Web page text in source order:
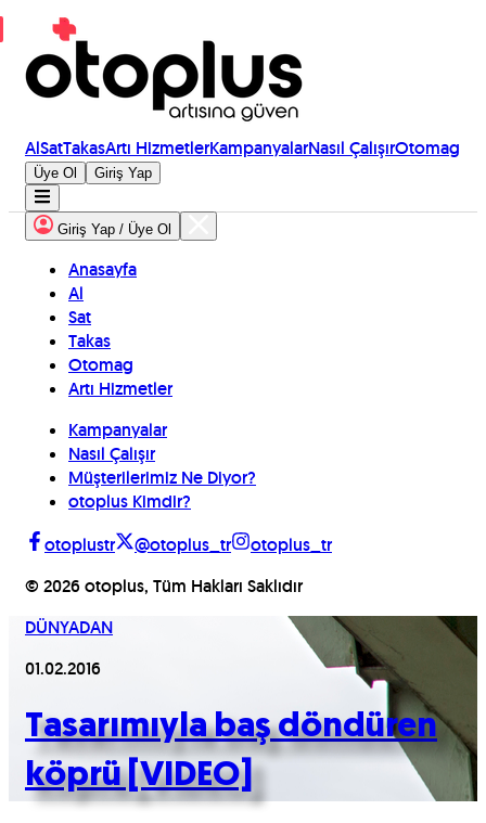
AlSatTakasArtı HizmetlerKampanyalarNasıl ÇalışırOtomag
Üye Ol Giriş Yap
Giriş Yap / Üye Ol
Anasayfa
Al
Sat
Takas
Otomag
Artı Hizmetler
Kampanyalar
Nasıl Çalışır
Müşterilerimiz Ne Diyor?
otoplus Kimdir?
otoplustr
@otoplus_tr
otoplus_tr
© 2026 otoplus, Tüm Hakları Saklıdır
DÜNYADAN
01.02.2016
Tasarımıyla baş döndüren
köprü [VIDEO]